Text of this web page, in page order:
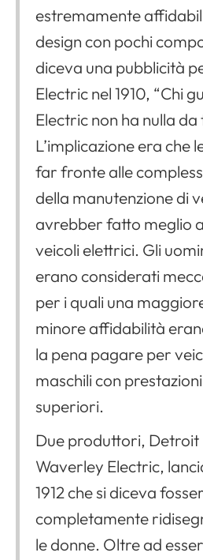
estremamente
design con pochi
diceva una pubblicità
Electric nel 1910, “Chi
Electric non ha nulla da
L’implicazione era che
far fronte alle
della manutenzione di
avrebber fatto meglio
veicoli elettrici. Gli
erano considerati
per i quali una
minore affidabilità
la pena pagare per
maschili con
superiori.
Due produttori, Detroit
Waverley Electric,
1912 che si diceva
completamente
le donne. Oltre ad